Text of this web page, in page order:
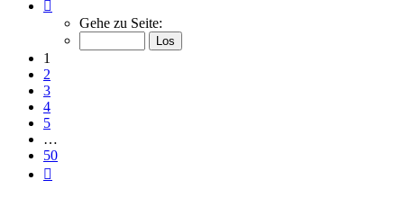
von
Gehe zu Seite:
1
2
3
4
5
…
50